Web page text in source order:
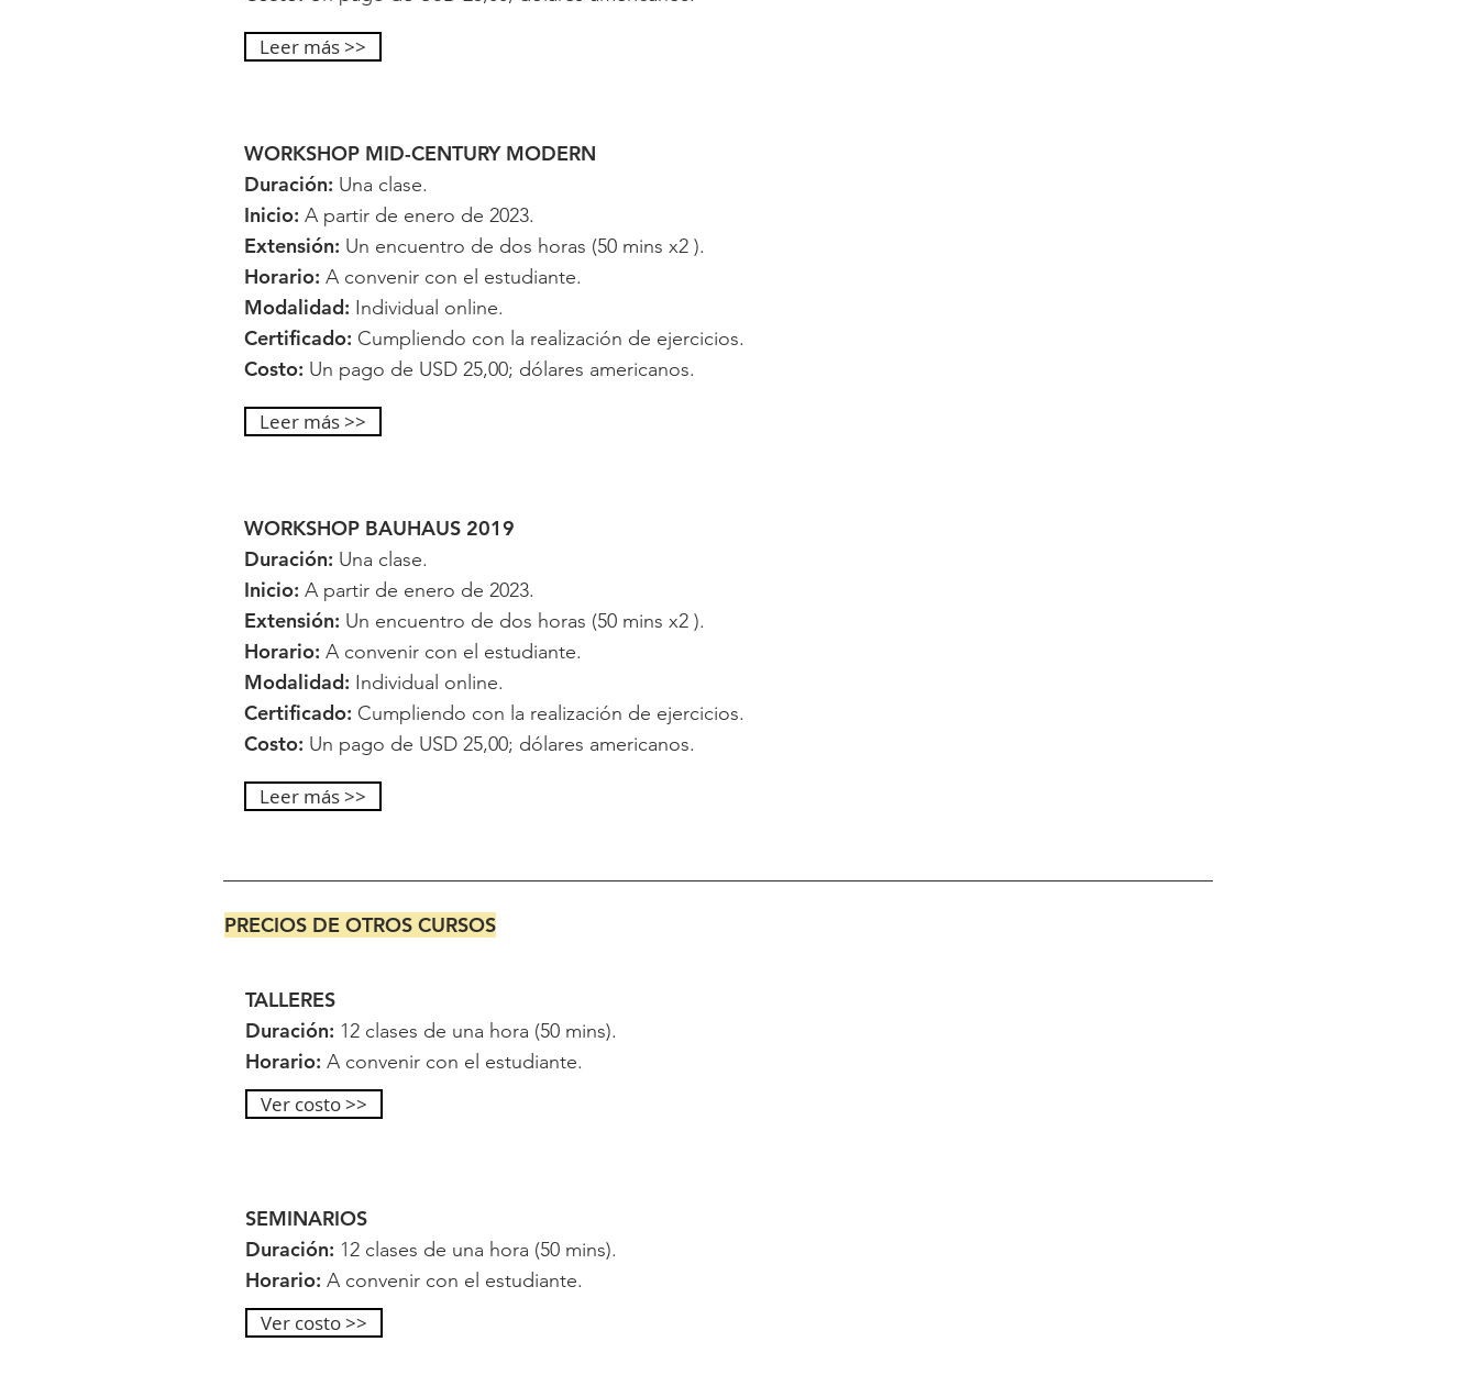
Leer más >>
WORKSHOP MID-CENTURY MODERN
Duración: Una clase.
Inicio: A partir de enero de 2023.
Extensión: Un encuentro de dos horas (50 mins x2 ).
Horario: A convenir con el estudiante.
Modalidad: Individual online.
Certificado: Cumpliendo con la realización de ejercicios.
Costo: Un pago de USD 25,00; dólares americanos.
Leer más >>
WORKSHOP BAUHAUS 2019
Duración: Una clase.
Inicio: A partir de enero de 2023.
Extensión: Un encuentro de dos horas (50 mins x2 ).
Horario: A convenir con el estudiante.
Modalidad: Individual online.
Certificado: Cumpliendo con la realización de ejercicios.
Costo: Un pago de USD 25,00; dólares americanos.
Leer más >>
PRECIOS DE OTROS CURSOS
TALLERES
Duración: 12 clases de una hora (50 mins).
Horario: A convenir con el estudiante.
Ver costo >>
SEMINARIOS
Duración: 12 clases de una hora (50 mins).
Horario: A convenir con el estudiante.
Ver costo >>